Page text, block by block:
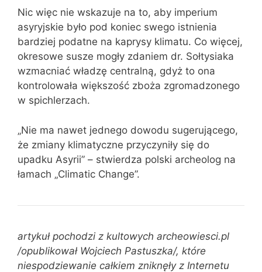
Nic więc nie wskazuje na to, aby imperium
asyryjskie było pod koniec swego istnienia
bardziej podatne na kaprysy klimatu. Co więcej,
okresowe susze mogły zdaniem dr. Sołtysiaka
wzmacniać władzę centralną, gdyż to ona
kontrolowała większość zboża zgromadzonego
w spichlerzach.
„Nie ma nawet jednego dowodu sugerującego,
że zmiany klimatyczne przyczyniły się do
upadku Asyrii” – stwierdza polski archeolog na
łamach „Climatic Change”.
artykuł pochodzi z kultowych archeowiesci.pl
/opublikował Wojciech Pastuszka/, które
niespodziewanie całkiem zniknęły z Internetu